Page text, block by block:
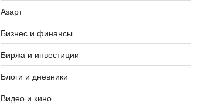
Азарт
Бизнес и финансы
Биржа и инвестиции
Блоги и дневники
Видео и кино